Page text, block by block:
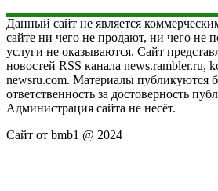
Данный сайт не является
сайте ни чего не продают, ни чего не
услуги не оказываются. Сайт
новостей RSS канала news.rambler.ru,
newsru.com. Материалы публикуются
ответственность за достоверность
Администрация сайта не несёт.
Сайт от bmb1 @ 2024